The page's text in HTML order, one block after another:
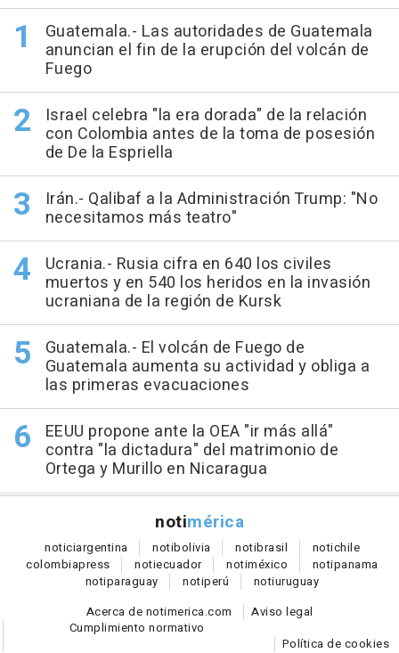
Guatemala.- Las autoridades de Guatemala
anuncian el fin de la erupción del volcán de
Fuego
Israel celebra "la era dorada" de la relación
con Colombia antes de la toma de posesión
de De la Espriella
Irán.- Qalibaf a la Administración Trump: "No
necesitamos más teatro"
Ucrania.- Rusia cifra en 640 los civiles
muertos y en 540 los heridos en la invasión
ucraniana de la región de Kursk
Guatemala.- El volcán de Fuego de
Guatemala aumenta su actividad y obliga a
las primeras evacuaciones
EEUU propone ante la OEA "ir más allá"
contra "la dictadura" del matrimonio de
Ortega y Murillo en Nicaragua
notimérica
noticiargentina notibolivia notibrasil notichile
colombiapress notiecuador notiméxico notipanama
notiparaguay notiperú notiuruguay
Acerca de notimerica.com
Aviso legal
Cumplimiento normativo
Política de cookies